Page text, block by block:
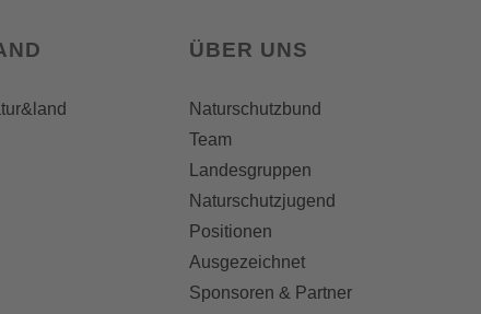
ÜBER UNS
Naturschutzbund
Team
Landesgruppen
Naturschutzjugend
Positionen
Ausgezeichnet
Sponsoren & Partner